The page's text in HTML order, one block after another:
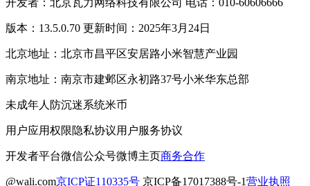
版本：13.5.0.70 更新时间：2025年3月24日
北京地址：北京市昌平区安居路小米智慧产业园
南京地址：南京市建邺区永初路37号小米华东总部
未成年人防沉迷系统米币
用户应用权限隐私协议用户服务协议
开发者平台微信公众号微博主页商务合作
@wali.com京ICP证110335号 京ICP备17017388号-1营业执照